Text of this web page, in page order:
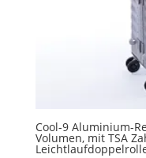
Cool-9 Aluminium-
Volumen, mit TSA